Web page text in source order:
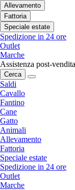
Allevamento
Fattoria
Speciale estate
Spedizione in 24 ore
Outlet
Marche
Assistenza post-
Cerca
Saldi
Cavallo
Fantino
Cane
Gatto
Animali
Allevamento
Fattoria
Speciale estate
Spedizione in 24 ore
Outlet
Marche